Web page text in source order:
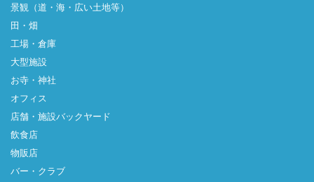
景観（道・海・広い土地等）
田・畑
工場・倉庫
大型施設
お寺・神社
オフィス
店舗・施設バックヤード
飲食店
物販店
バー・クラブ